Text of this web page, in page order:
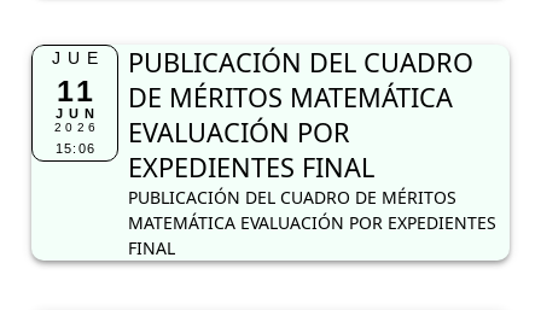
JUE
11
JUN
2026
15:06
PUBLICACIÓN DEL CUADRO
DE MÉRITOS MATEMÁTICA
EVALUACIÓN POR
EXPEDIENTES FINAL
PUBLICACIÓN DEL CUADRO DE MÉRITOS
MATEMÁTICA EVALUACIÓN POR EXPEDIENTES
FINAL